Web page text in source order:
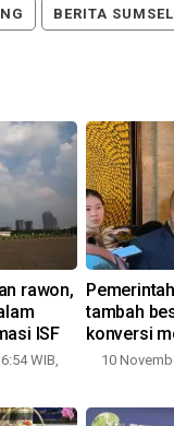
BERITA SUMSEL
rawon,
ISF
WIB,
tambah
konversi
10